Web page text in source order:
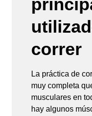
correr
La práctica de
muy completa
musculares en
hay algunos